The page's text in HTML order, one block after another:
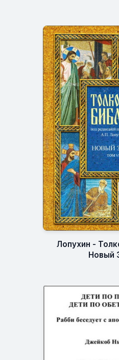
Лопухин -
Новый